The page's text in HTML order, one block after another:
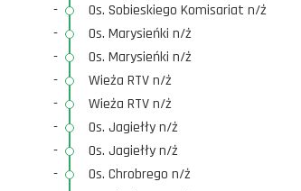
-
Os. Sobieskiego Komisariat n/ż
-
Os. Marysieńki n/ż
-
Os. Marysieńki n/ż
-
Wieża RTV n/ż
-
Wieża RTV n/ż
-
Os. Jagiełły n/ż
-
Os. Jagiełły n/ż
-
Os. Chrobrego n/ż